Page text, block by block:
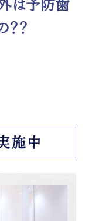
は予防歯
？
施中